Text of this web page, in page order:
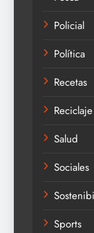
Policial
Política
Recetas
Reciclaje
Salud
Sociales
Sports